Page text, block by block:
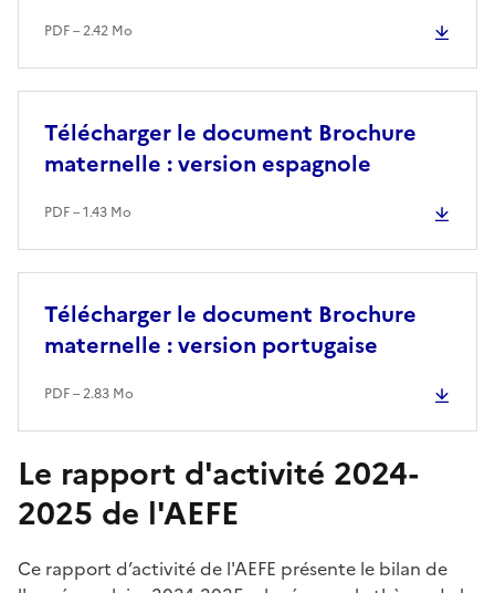
PDF – 2.42 Mo
Télécharger le document Brochure
maternelle : version espagnole
PDF – 1.43 Mo
Télécharger le document Brochure
maternelle : version portugaise
PDF – 2.83 Mo
Le rapport d'activité 2024-
2025 de l'AEFE
Ce rapport d’activité de l'AEFE présente le bilan de